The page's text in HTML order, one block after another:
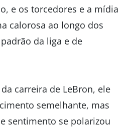
e os torcedores e a mídia
calorosa ao longo dos
da liga e de
carreira de LeBron, ele
semelhante, mas
sentimento se polarizou